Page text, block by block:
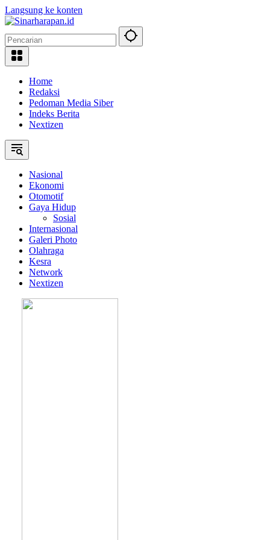
Langsung ke konten
Home
Redaksi
Pedoman Media Siber
Indeks Berita
Nextizen
Nasional
Ekonomi
Otomotif
Gaya Hidup
Sosial
Internasional
Galeri Photo
Olahraga
Kesra
Network
Nextizen